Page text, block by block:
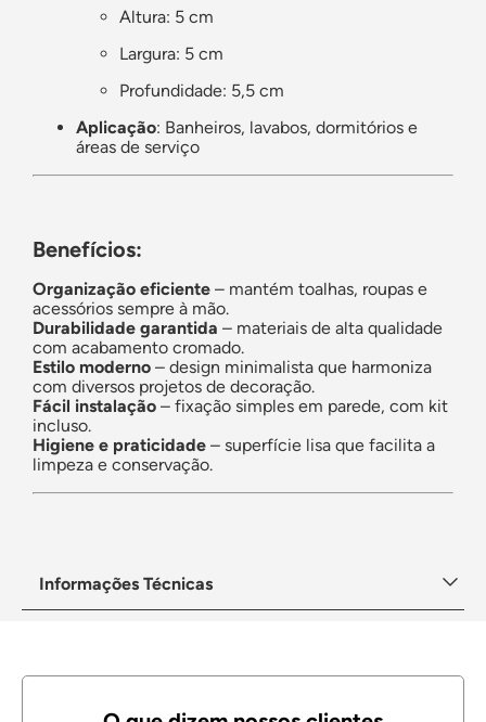
Altura: 5 cm
Largura: 5 cm
Profundidade: 5,5 cm
Aplicação: Banheiros, lavabos, dormitórios e
áreas de serviço
Benefícios:
Organização eficiente – mantém toalhas, roupas e
acessórios sempre à mão.
Durabilidade garantida – materiais de alta qualidade
com acabamento cromado.
Estilo moderno – design minimalista que harmoniza
com diversos projetos de decoração.
Fácil instalação – fixação simples em parede, com kit
incluso.
Higiene e praticidade – superfície lisa que facilita a
limpeza e conservação.
Informações Técnicas